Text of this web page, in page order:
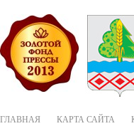
ГЛАВНАЯ КАРТА САЙТА